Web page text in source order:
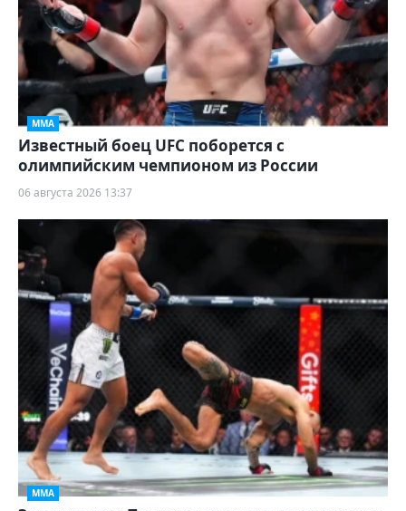
ММА
Известный боец UFC поборется с
олимпийским чемпионом из России
06 августа 2026 13:37
ММА